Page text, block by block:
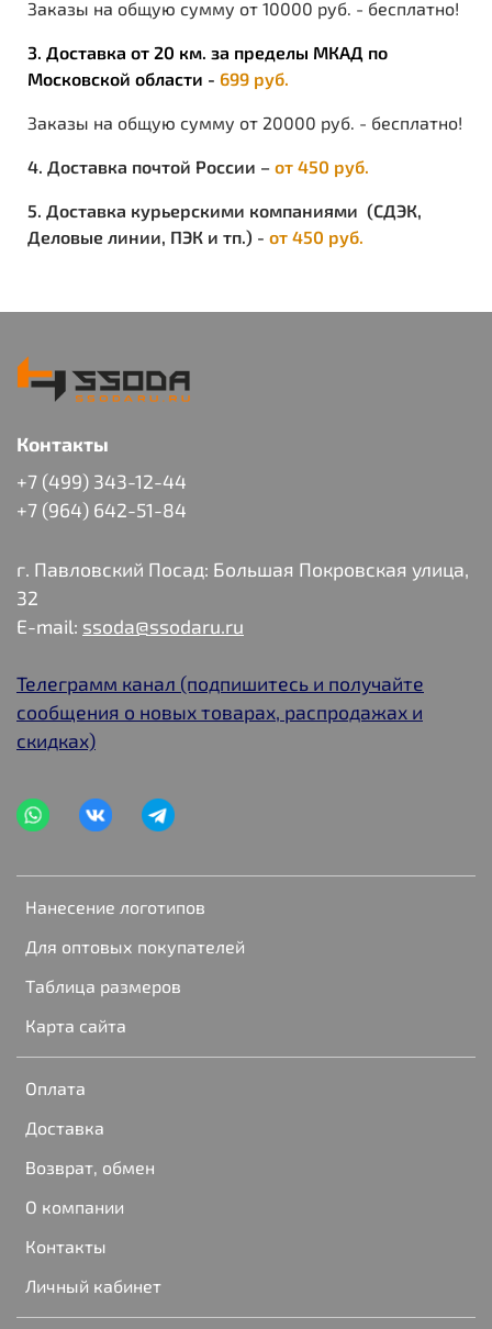
дополнительно усилены накладками из натуральной
кожи со специальным защитным покрытием из
полиуретана "Matrix". Мягкий кант ботинка выполнен
из натурального велюра.
В качестве подкладки на данном ботинке
Итальянская подошва BUTEK3 имеет два слоя - слой
протектором, который годится для всех
поверхностей, и слой вспененного полиуретана,
зиму, раннюю весну всем тем, кто любит мягкую,
легкую, удобную и недорогую обувь.
Заказы на общую сумму от 10000 руб. - бесплатно!
3. Доставка от 20 км. за пределы МКАД по
Московской области - 699 руб.
Заказы на общую сумму от 20000 руб. - бесплатно!
4. Доставка почтой России – от 450 руб.
5. Доставка курьерскими компаниями (СДЭК,
Деловые линии, ПЭК и тп.) - от 450 руб.
Нанесение логотипов
Для оптовых покупателей
Таблица размеров
Карта сайта
Оплата
Доставка
Возврат, обмен
О компании
Контакты
Личный кабинет
Контакты
+7 (499) 343-12-44
+7 (964) 642-51-84
г. Павловский Посад: Большая Покровская улица,
32
E-mail: ssoda@ssodaru.ru
Телеграмм канал (подпишитесь и получайте
сообщения о новых товарах, распродажах и
скидках)